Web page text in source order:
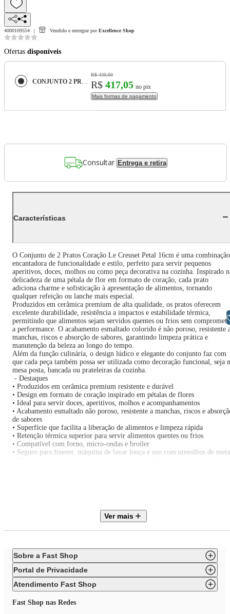
4000109554 Vendido e entregue por Excellence Shop
Ofertas disponíveis
CONJUNTO 2 PRATOS CORAÇÃO LE CREUSET PETAL 16CM EM CERÂMICA SHELL PINK 89371167770003
R$ 439,00
R$ 417,05 no pix
Mais formas de pagamento
Consultar Entrega e retira
Características
O Conjunto de 2 Pratos Coração Le Creuset Petal 16cm é uma combinação
encantadora de funcionalidade e estilo, perfeito para servir pequenos
aperitivos, doces, molhos ou como peça decorativa na cozinha. Inspirado
delicadeza de uma pétala de flor em formato de coração, cada prato
adiciona charme e sofisticação à apresentação de alimentos, tornando
qualquer refeição ou lanche mais especial.
Produzidos em cerâmica premium de alta qualidade, os pratos oferecem
excelente durabilidade, resistência a impactos e estabilidade térmica,
permitindo que alimentos sejam servidos quentes ou frios sem
a performance. O acabamento esmaltado colorido é não poroso, resistente
manchas, riscos e absorção de sabores, garantindo limpeza prática e
manutenção da beleza ao longo do tempo.
Além da função culinária, o design lúdico e elegante do conjunto faz com
que cada peça também possa ser utilizada como decoração funcional, seja
mesa posta, bancada ou prateleiras da cozinha.
- Destaques
• Produzidos em cerâmica premium resistente e durável
• Design em formato de coração inspirado em pétalas de flores
• Ideal para servir doces, aperitivos, molhos e acompanhamentos
• Acabamento esmaltado não poroso, resistente a manchas, riscos e
de sabores
• Superfície que facilita a liberação de alimentos e limpeza rápida
• Retenção térmica superior para servir alimentos quentes ou frios
• Compatível com forno, micro-ondas e broiler
• Seguro para freezer, máquina de lavar louça e uso com utensílios de
• Modo de lavagem: Lava-louças
- Observações
• Não usar sobre fogo direto
• Pequenas variações de cor ou tonalidade podem ocorrer devido ao
processo artesanal
• Produto indicado para preparo, serviço e apresentação de alimentos
• Imagens meramente ilustrativas
Ver mais
Sobre a Fast Shop
Portal de Privacidade
Atendimento Fast Shop
Fast Shop nas Redes
Libras